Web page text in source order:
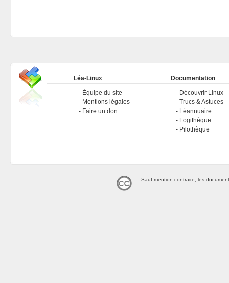
Léa-Linux
Équipe du site
Mentions légales
Faire un don
Documentation
Découvrir Linux
Trucs & Astuces
Léannuaire
Logithèque
Pilothèque
Sauf mention contraire, les